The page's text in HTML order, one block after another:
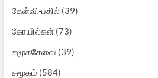
கேள்வி-பதில்(39)
கோயில்கள்(73)
சமூகசேவை (39)
சமூகம் (584)